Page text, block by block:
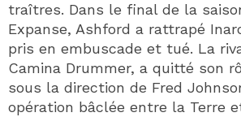
traîtres. Dans le final de la
Expanse, Ashford a rattrapé
pris en embuscade et tué. La
Camina Drummer, a quitté son
sous la direction de Fred
opération bâclée entre la Terre